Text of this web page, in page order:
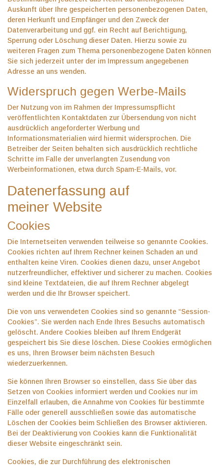
Auskunft über Ihre gespeicherten personenbezogenen Daten,
deren Herkunft und Empfänger und den Zweck der
Datenverarbeitung und ggf. ein Recht auf Berichtigung,
Sperrung oder Löschung dieser Daten. Hierzu sowie zu
weiteren Fragen zum Thema personenbezogene Daten können
Sie sich jederzeit unter der im Impressum angegebenen
Adresse an uns wenden.
Widerspruch gegen Werbe-Mails
Der Nutzung von im Rahmen der Impressumspflicht
veröffentlichten Kontaktdaten zur Übersendung von nicht
ausdrücklich angeforderter Werbung und
Informationsmaterialien wird hiermit widersprochen. Die
Betreiber der Seiten behalten sich ausdrücklich rechtliche
Schritte im Falle der unverlangten Zusendung von
Werbeinformationen, etwa durch Spam-E-Mails, vor.
Datenerfassung auf
meiner Website
Cookies
Die Internetseiten verwenden teilweise so genannte Cookies.
Cookies richten auf Ihrem Rechner keinen Schaden an und
enthalten keine Viren. Cookies dienen dazu, unser Angebot
nutzerfreundlicher, effektiver und sicherer zu machen. Cookies
sind kleine Textdateien, die auf Ihrem Rechner abgelegt
werden und die Ihr Browser speichert.
Die von uns verwendeten Cookies sind so genannte “Session-
Cookies”. Sie werden nach Ende Ihres Besuchs automatisch
gelöscht. Andere Cookies bleiben auf Ihrem Endgerät
gespeichert bis Sie diese löschen. Diese Cookies ermöglichen
es uns, Ihren Browser beim nächsten Besuch
wiederzuerkennen.
Sie können Ihren Browser so einstellen, dass Sie über das
Setzen von Cookies informiert werden und Cookies nur im
Einzelfall erlauben, die Annahme von Cookies für bestimmte
Fälle oder generell ausschließen sowie das automatische
Löschen der Cookies beim Schließen des Browser aktivieren.
Bei der Deaktivierung von Cookies kann die Funktionalität
dieser Website eingeschränkt sein.
Cookies, die zur Durchführung des elektronischen